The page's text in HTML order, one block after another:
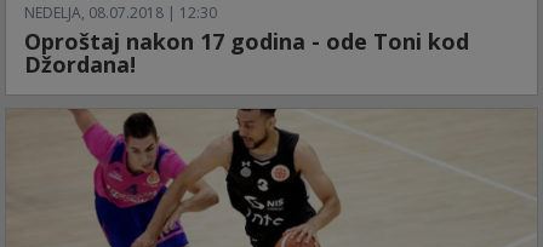
NEDELJA, 08.07.2018 | 12:30
Oproštaj nakon 17 godina - ode Toni kod
Džordana!